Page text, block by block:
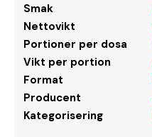
Smak
Nettovikt
Portioner per dosa
Vikt per portion
Format
Producent
Kategorisering